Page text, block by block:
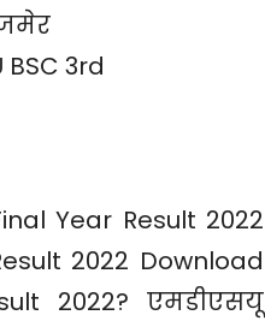
Year Result 2022
2022 Download
2022? एमडीएसयू